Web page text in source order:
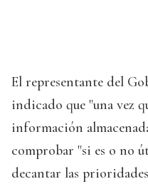
El representante del
indicado que "una vez
información
comprobar "si es o no
decantar las